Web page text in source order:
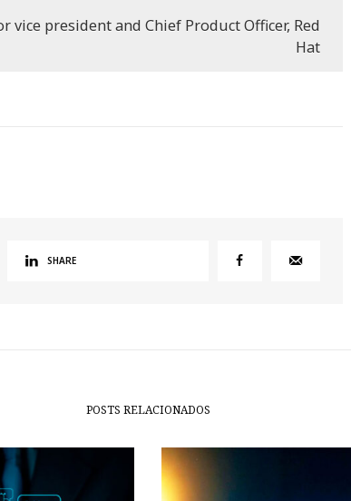
vice president and Chief Product Officer, Red
Hat
SHARE
POSTS RELACIONADOS